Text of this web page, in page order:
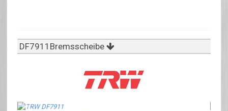
DF7911Bremsscheibe